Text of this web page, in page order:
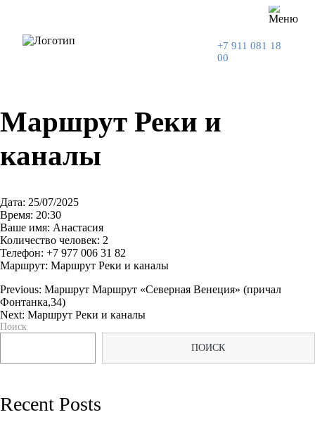
+7 911 081 18
00
Маршрут Реки и
каналы
Дата: 25/07/2025
Время: 20:30
Ваше имя: Анастасия
Количество человек: 2
Телефон: +7 977 006 31 82
Маршрут: Маршрут Реки и каналы
Навигация
по
записям
Previous: Маршрут Маршрут «Северная Венеция» (причал
Фонтанка,34)
Next: Маршрут Реки и каналы
Поиск
ПОИСК
Recent Posts